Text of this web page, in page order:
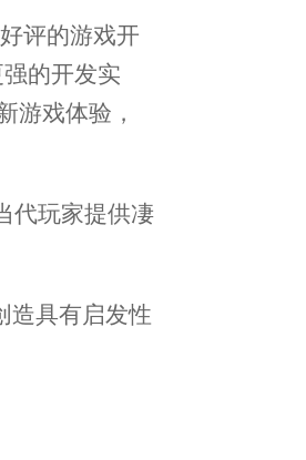
好评的游戏开
强的开发实
游戏体验，
代玩家提供凄
造具有启发性